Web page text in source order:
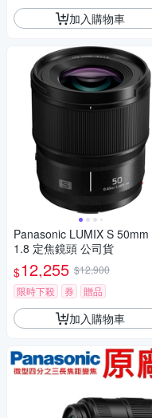
加入購物車
Panasonic LUMIX S 50mm
1.8 定焦鏡頭 公司貨
$12,255 $12,900
限時下殺
券 贈品
加入購物車